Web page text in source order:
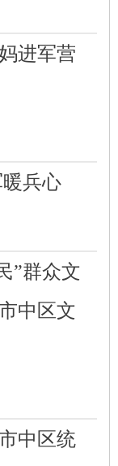
进军营
兵心
”群众文
中区文
中区统